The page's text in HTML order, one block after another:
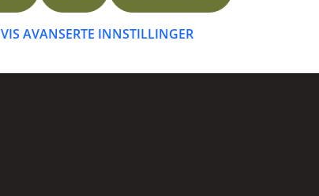
VIS AVANSERTE INNSTILLINGER